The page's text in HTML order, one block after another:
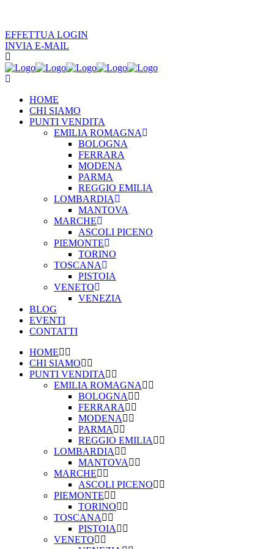
EFFETTUA LOGIN
INVIA E-MAIL
HOME
CHI SIAMO
PUNTI VENDITA
EMILIA ROMAGNA
BOLOGNA
FERRARA
MODENA
PARMA
REGGIO EMILIA
LOMBARDIA
MANTOVA
MARCHE
ASCOLI PICENO
PIEMONTE
TORINO
TOSCANA
PISTOIA
VENETO
VENEZIA
BLOG
EVENTI
CONTATTI
HOME
CHI SIAMO
PUNTI VENDITA
EMILIA ROMAGNA
BOLOGNA
FERRARA
MODENA
PARMA
REGGIO EMILIA
LOMBARDIA
MANTOVA
MARCHE
ASCOLI PICENO
PIEMONTE
TORINO
TOSCANA
PISTOIA
VENETO